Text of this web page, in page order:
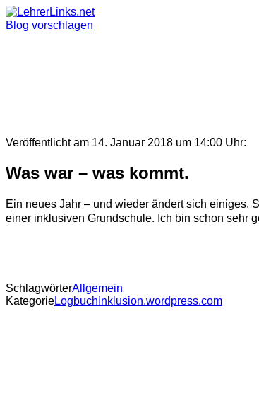
Skip
to
Blog vorschlagen
Veröffentlicht am 14. Januar 2018 um 14:00 Uhr:
Was war – was kommt.
Ein neues Jahr – und wieder ändert sich einiges.
einer inklusiven Grundschule. Ich bin schon sehr
SchlagwörterAllgemein
KategorieLogbuchInklusion.wordpress.com